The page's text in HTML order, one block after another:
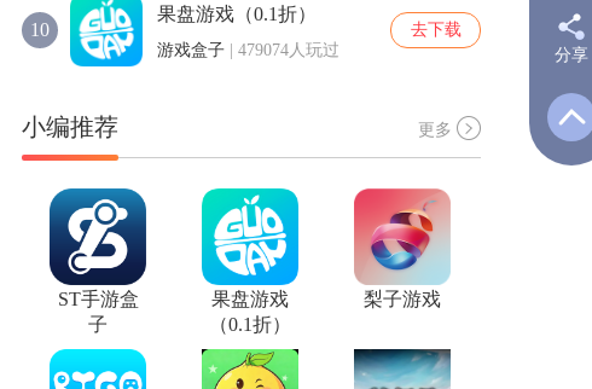
10
果盘游戏（0.1折）
游戏盒子 | 479074人玩过
去下载
小编推荐 更多
ST手游盒
子
果盘游戏
（0.1折）
梨子游戏
分享